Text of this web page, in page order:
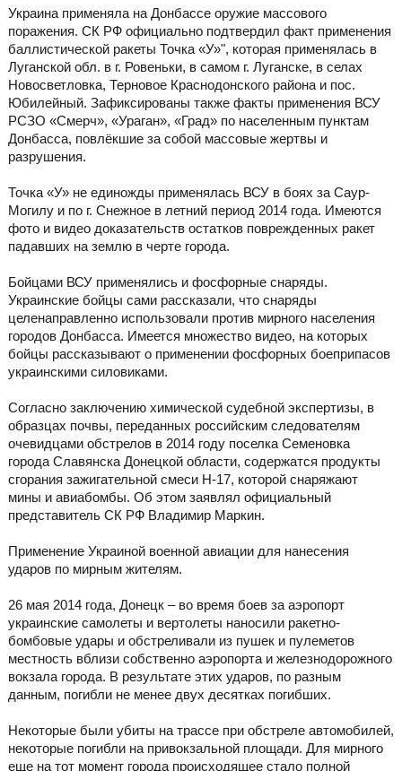
Украина применяла на Донбассе оружие массового
поражения. СК РФ официально подтвердил факт применения
баллистической ракеты Точка «У»", которая применялась в
Луганской обл. в г. Ровеньки, в самом г. Луганске, в селах
Новосветловка, Терновое Краснодонского района и пос.
Юбилейный. Зафиксированы также факты применения ВСУ
РСЗО «Смерч», «Ураган», «Град» по населенным пунктам
Донбасса, повлёкшие за собой массовые жертвы и
разрушения.
Точка «У» не единожды применялась ВСУ в боях за Саур-
Могилу и по г. Снежное в летний период 2014 года. Имеются
фото и видео доказательств остатков поврежденных ракет
падавших на землю в черте города.
Бойцами ВСУ применялись и фосфорные снаряды.
Украинские бойцы сами рассказали, что снаряды
целенаправленно использовали против мирного населения
городов Донбасса. Имеется множество видео, на которых
бойцы рассказывают о применении фосфорных боеприпасов
украинскими силовиками.
Согласно заключению химической судебной экспертизы, в
образцах почвы, переданных российским следователям
очевидцами обстрелов в 2014 году поселка Семеновка
города Славянска Донецкой области, содержатся продукты
сгорания зажигательной смеси Н-17, которой снаряжают
мины и авиабомбы. Об этом заявлял официальный
представитель СК РФ Владимир Маркин.
Применение Украиной военной авиации для нанесения
ударов по мирным жителям.
26 мая 2014 года, Донецк – во время боев за аэропорт
украинские самолеты и вертолеты наносили ракетно-
бомбовые удары и обстреливали из пушек и пулеметов
местность вблизи собственно аэропорта и железнодорожного
вокзала города. В результате этих ударов, по разным
данным, погибли не менее двух десятках погибших.
Некоторые были убиты на трассе при обстреле автомобилей,
некоторые погибли на привокзальной площади. Для мирного
еще на тот момент города происходящее стало полной